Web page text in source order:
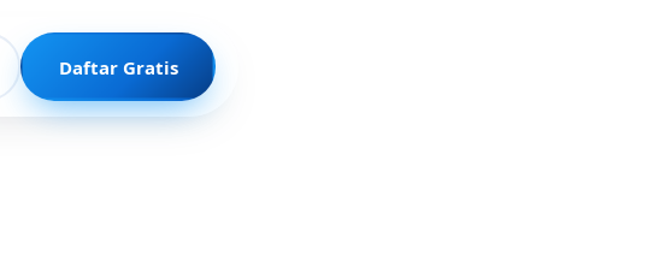
Daftar Gratis